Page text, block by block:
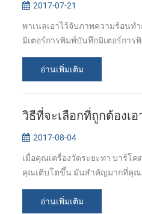
2017-07-21
พาเนลเอาไว้จับภาพความร้อนท
มิเตอร์การพิมพ์บันทึกมิเตอร์การ
อ่านเพิ่มเติม
วิธีที่จะเลือกที่ถูกต้อง
2017-08-04
เมื่อคุณเครื่องวัดระยะทา บาร์โ
คุณเติบโตขึ้น มันสำคัญมากที่คุณ
อ่านเพิ่มเติม